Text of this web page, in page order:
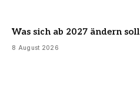
Was sich ab 2027 ändern soll
8 August 2026